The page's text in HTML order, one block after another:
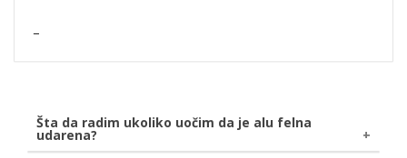
Šta da radim ukoliko uočim da je alu felna
udarena?